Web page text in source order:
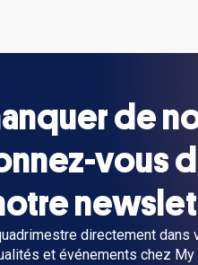
de
vous
directement dans
et événements chez My